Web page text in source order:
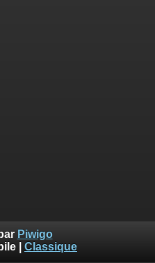
Piwigo
Classique